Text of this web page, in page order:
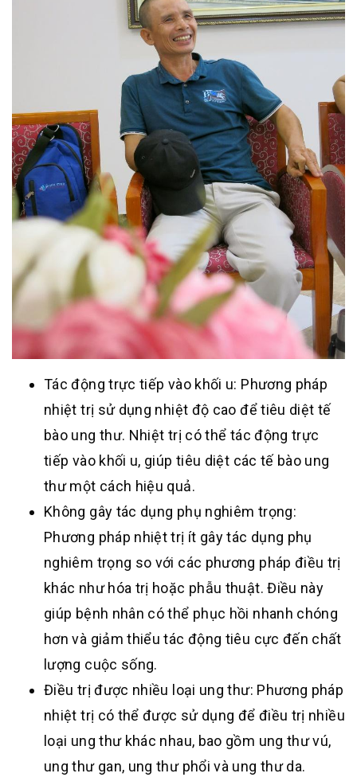
Tác động trực tiếp vào khối u: Phương pháp
nhiệt trị sử dụng nhiệt độ cao để tiêu diệt tế
bào ung thư. Nhiệt trị có thể tác động trực
tiếp vào khối u, giúp tiêu diệt các tế bào ung
thư một cách hiệu quả.
Không gây tác dụng phụ nghiêm trọng:
Phương pháp nhiệt trị ít gây tác dụng phụ
nghiêm trọng so với các phương pháp điều trị
khác như hóa trị hoặc phẫu thuật. Điều này
giúp bệnh nhân có thể phục hồi nhanh chóng
hơn và giảm thiểu tác động tiêu cực đến chất
lượng cuộc sống.
Điều trị được nhiều loại ung thư: Phương pháp
nhiệt trị có thể được sử dụng để điều trị nhiều
loại ung thư khác nhau, bao gồm ung thư vú,
ung thư gan, ung thư phổi và ung thư da.